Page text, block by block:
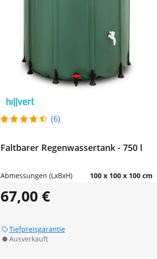
(6)
Faltbarer Regenwassertank - 750 l
Abmessungen (LxBxH) 100 x 100 x 100 cm
67,00 €
Tiefpreisgarantie
Ausverkauft